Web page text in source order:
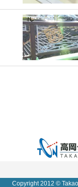
Copyright 2012 ©